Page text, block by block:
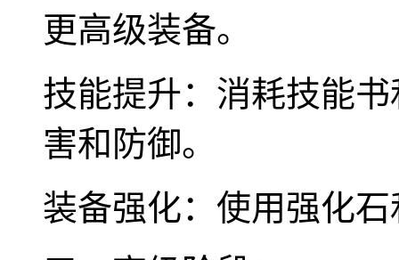
更高级装备。
技能提升：消耗技能
害和防御。
装备强化：使用强化